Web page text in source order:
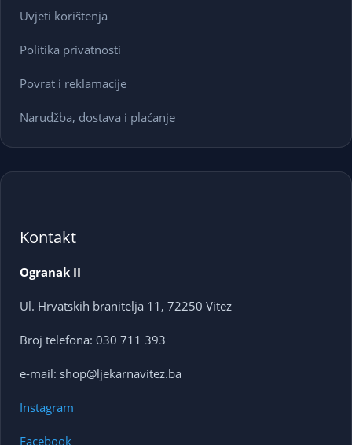
Uvjeti korištenja
Politika privatnosti
Povrat i reklamacije
Narudžba, dostava i plaćanje
Kontakt
Ogranak II
Ul. Hrvatskih branitelja 11, 72250 Vitez
Broj telefona: 030 711 393
e-mail: shop@ljekarnavitez.ba
Instagram
Facebook